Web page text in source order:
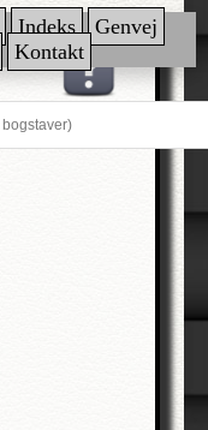
Indeks
Genvej
Kontakt